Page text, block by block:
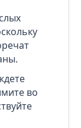
во